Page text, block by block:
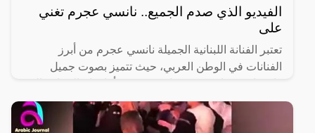
الفيديو الذي صدم الجميع.. نانسي عجرم تغني
على
تعتبر الفنانة اللبنانية الجميلة نانسي عجرم من أبرز
الفنانات في الوطن العربي، حيث تتميز بصوت جميل
أنها عادة ما